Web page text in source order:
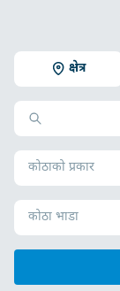
क्षेत्र
कोठाको प्रकार
कोठा भाडा